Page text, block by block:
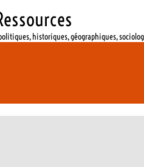
historiques, géographiques,